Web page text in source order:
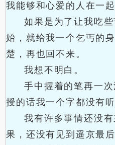
我能够和心爱的人在一起
如果是为了让我吃
始，就给我一个乞丐的
楚，再也回不来。
我想不明白。
手中握着的笔再一
授的话我一个字都没有听
我有许多事情还没
果，还没有见到遥京最